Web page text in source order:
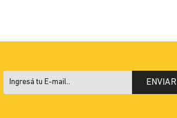
ENVIAR